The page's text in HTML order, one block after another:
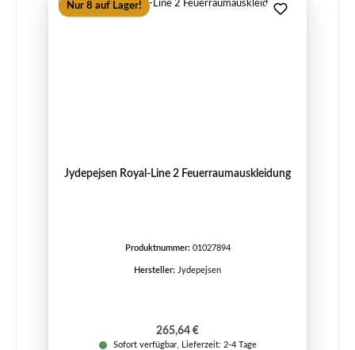
Nur 8 auf Lager!
Jydepejsen Royal-Line 2 Feuerraumauskleidung
Produktnummer: 01027894
Hersteller: Jydepejsen
Regulärer Preis:
265,64 €
Sofort verfügbar, Lieferzeit: 2-4 Tage